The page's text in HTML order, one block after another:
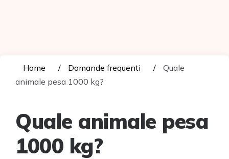
Home Domande frequenti
Quale
animale pesa 1000 kg?
Quale animale pesa
1000 kg?